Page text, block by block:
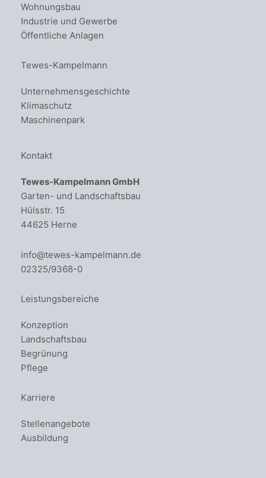
Wohnungsbau
Industrie und Gewerbe
Öffentliche Anlagen
Tewes-Kampelmann
Unternehmensgeschichte
Klimaschutz
Maschinenpark
Kontakt
Tewes-Kampelmann GmbH
Garten- und Landschaftsbau
Hülsstr. 15
44625 Herne
info@tewes-kampelmann.de
02325/9368-0
Leistungsbereiche
Konzeption
Landschaftsbau
Begrünung
Pflege
Karriere
Stellenangebote
Ausbildung